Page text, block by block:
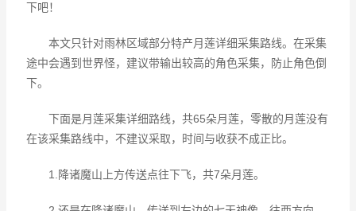
下吧！
本文只针对雨林区域部分特产月莲详细采集路线。在采集
途中会遇到世界怪，建议带输出较高的角色采集，防止角色倒
下。
下面是月莲采集详细路线，共65朵月莲，零散的月莲没有
在该采集路线中，不建议采取，时间与收获不成正比。
1.降诸魔山上方传送点往下飞，共7朵月莲。